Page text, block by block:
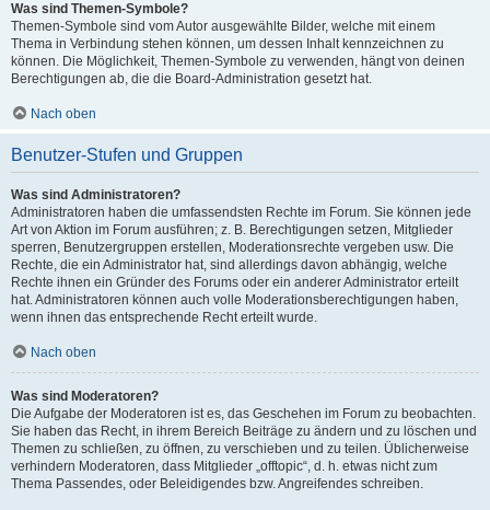
Was sind Themen-Symbole?
Themen-Symbole sind vom Autor ausgewählte Bilder, welche mit einem
Thema in Verbindung stehen können, um dessen Inhalt kennzeichnen zu
können. Die Möglichkeit, Themen-Symbole zu verwenden, hängt von deinen
Berechtigungen ab, die die Board-Administration gesetzt hat.
Nach oben
Benutzer-Stufen und Gruppen
Was sind Administratoren?
Administratoren haben die umfassendsten Rechte im Forum. Sie können jede
Art von Aktion im Forum ausführen; z. B. Berechtigungen setzen, Mitglieder
sperren, Benutzergruppen erstellen, Moderationsrechte vergeben usw. Die
Rechte, die ein Administrator hat, sind allerdings davon abhängig, welche
Rechte ihnen ein Gründer des Forums oder ein anderer Administrator erteilt
hat. Administratoren können auch volle Moderationsberechtigungen haben,
wenn ihnen das entsprechende Recht erteilt wurde.
Nach oben
Was sind Moderatoren?
Die Aufgabe der Moderatoren ist es, das Geschehen im Forum zu beobachten.
Sie haben das Recht, in ihrem Bereich Beiträge zu ändern und zu löschen und
Themen zu schließen, zu öffnen, zu verschieben und zu teilen. Üblicherweise
verhindern Moderatoren, dass Mitglieder „offtopic“, d. h. etwas nicht zum
Thema Passendes, oder Beleidigendes bzw. Angreifendes schreiben.